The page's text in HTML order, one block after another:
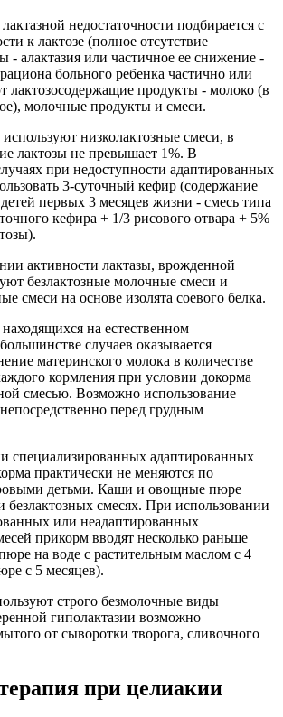
недостаточности подбирается с
к лактозе (полное отсутствие
- алактазия или частичное ее снижение -
больного ребенка частично или
лактозосодержащие продукты - молоко (в
молочные продукты и смеси.
низколактозные смеси, в
лактозы не превышает 1%. В
при недоступности адаптированных
3-суточный кефир (содержание
первых 3 месяцев жизни - смесь типа
кефира + 1/3 рисового отвара + 5%
активности лактазы, врожденной
безлактозные молочные смеси и
смеси на основе изолята соевого белка.
на естественном
случаев оказывается
материнского молока в количестве
кормления при условии докорма
смесью. Возможно использование
перед грудным
специализированных адаптированных
практически не меняются по
детьми. Каши и овощные пюре
безлактозных смесях. При использовании
или неадаптированных
прикорм вводят несколько раньше
на воде с растительным маслом с 4
с 5 месяцев).
строго безмолочные виды
гиполактазии возможно
от сыворотки творога, сливочного
при целиакии